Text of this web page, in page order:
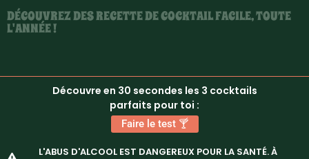
DÉCOUVREZ DES RECETTE DE COCKTAIL FACILE, TOUTE
L'ANNÉE !
Découvre en 30 secondes les 3 cocktails
parfaits pour toi :
Faire le test 🍸
L'ABUS D'ALCOOL EST DANGEREUX POUR LA SANTÉ. À